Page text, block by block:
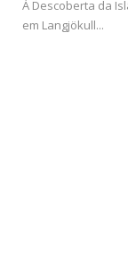
À Descoberta da
em Langjökull...